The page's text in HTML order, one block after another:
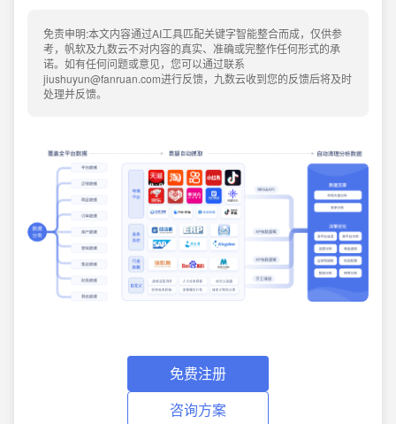
免责申明:本文内容通过AI工具匹配关键字智能整合而成，仅供参
考，帆软及九数云不对内容的真实、准确或完整作任何形式的承
诺。如有任何问题或意见，您可以通过联系
jiushuyun@fanruan.com进行反馈，九数云收到您的反馈后将及时
处理并反馈。
免费注册
咨询方案